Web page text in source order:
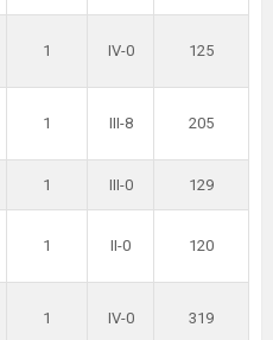
1 IV-0 125
1 III-8 205
1 III-0 129
1 II-0 120
1 IV-0 319